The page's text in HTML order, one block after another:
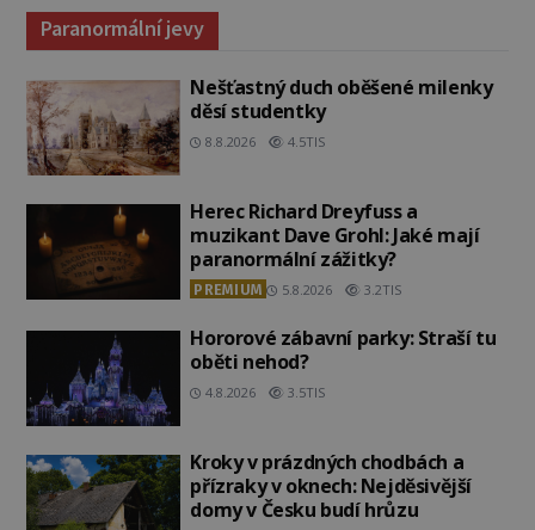
Paranormální jevy
Nešťastný duch oběšené milenky
děsí studentky
8.8.2026 4.5TIS
Herec Richard Dreyfuss a
muzikant Dave Grohl: Jaké mají
paranormální zážitky?
PREMIUM 5.8.2026 3.2TIS
Hororové zábavní parky: Straší tu
oběti nehod?
4.8.2026 3.5TIS
Kroky v prázdných chodbách a
přízraky v oknech: Nejděsivější
domy v Česku budí hrůzu